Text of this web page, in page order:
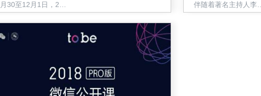
月30至12月1日，2…
伴随着著名主持人李…